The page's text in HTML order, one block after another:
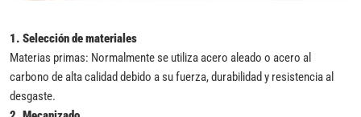
1. Selección de materiales
Materias primas: Normalmente se utiliza acero aleado o acero al
carbono de alta calidad debido a su fuerza, durabilidad y resistencia al
desgaste.